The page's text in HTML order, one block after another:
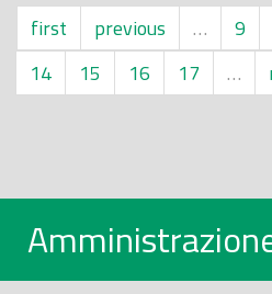
first previous … 9
14
15 16 17 …